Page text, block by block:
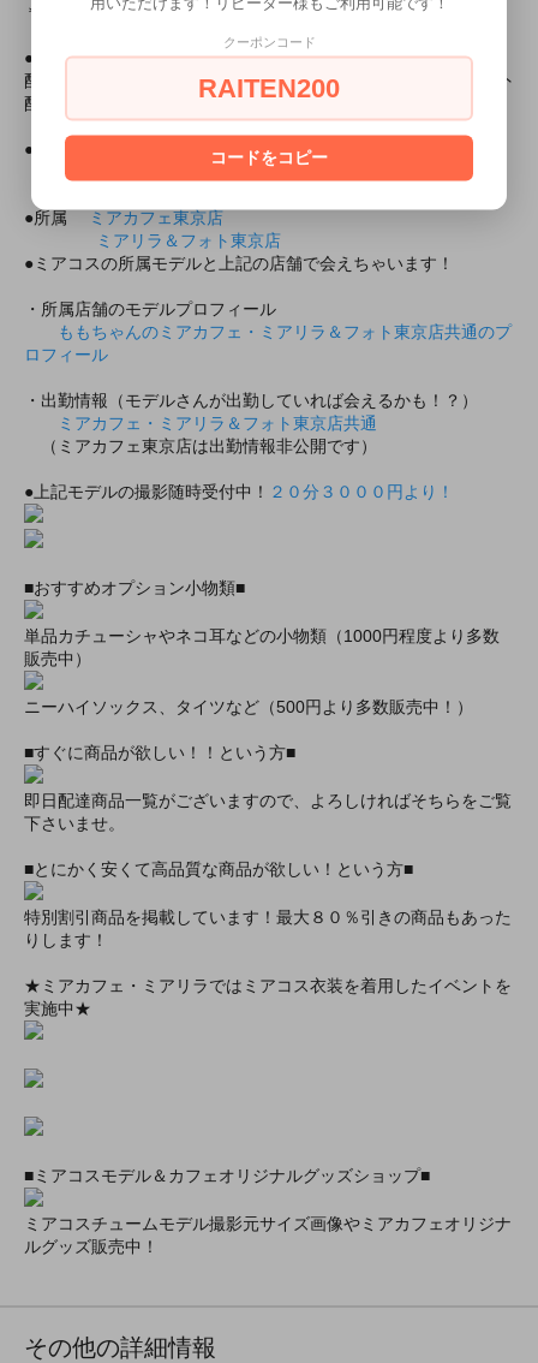
＊色落ちの可能性があります。ご注意ください。
●海外配送時計算重量● 709g
配送時計算重量は実際の商品の重さとは異なり、当社規定の海外
配送時等の送料自動計算に使う重量となります。
●モデル身長● 165cm（Ｍサイズ着用）
・モデル所属
●所属
ミアカフェ東京店
ミアリラ＆フォト東京店
●ミアコスの所属モデルと上記の店舗で会えちゃいます！
・所属店舗のモデルプロフィール
ももちゃんのミアカフェ・ミアリラ＆フォト東京店共通のプ
ロフィール
・出勤情報（モデルさんが出勤していれば会えるかも！？）
ミアカフェ・ミアリラ＆フォト東京店共通
（ミアカフェ東京店は出勤情報非公開です）
●上記モデルの撮影随時受付中！ ２０分３０００円より！
■おすすめオプション小物類■
単品カチューシャやネコ耳などの小物類（1000円程度より多数
販売中）
ニーハイソックス、タイツなど（500円より多数販売中！）
■すぐに商品が欲しい！！という方■
即日配達商品一覧がございますので、よろしければそちらをご覧
下さいませ。
■とにかく安くて高品質な商品が欲しい！という方■
特別割引商品を掲載しています！最大８０％引きの商品もあった
りします！
★ミアカフェ・ミアリラではミアコス衣装を着用したイベントを
実施中★
■ミアコスモデル＆カフェオリジナルグッズショップ■
ミアコスチュームモデル撮影元サイズ画像やミアカフェオリジナ
ルグッズ販売中！
その他の詳細情報
クーポンコード
RAITEN200
コードをコピー